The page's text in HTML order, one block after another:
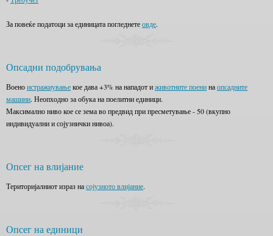
За повеќе податоци за единицата погледнетеовде.
Опсадни подобрувања
Военоистражиувањекое дава +3% на нападот иживотните поенинаопсадните
машини. Неопходно за обука на поелитни единици.
Максимално ниво кое се зема во предвид при пресметување - 50 (вкупно
индивидуални и сојузнички нивоа).
Опсег на влијание
Територијалниот израз насојузното влијание.
Опсег на единици